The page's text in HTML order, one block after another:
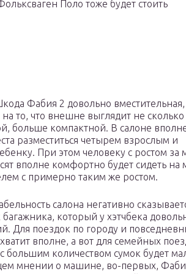
Поло тоже будет стоить
Фабия 2 довольно вместительная,
то, что внешне выглядит не сколько
больше компактной. В салоне
разместиться четырем взрослым и
При этом человеку с ростом за
вполне комфортно будет сидеть на
с примерно таким же ростом.
салона негативно
который у хэтчбека
Для поездок по городу и
вполне, а вот для семейных
большим количеством сумок будет
мнении о машине, во-первых,